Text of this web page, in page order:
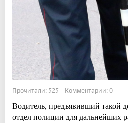
Прочитали: 525 Комментарии: 0
Водитель, предъявивший такой
отдел полиции для дальнейших